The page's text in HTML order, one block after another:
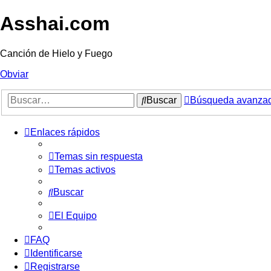
Asshai.com
Canción de Hielo y Fuego
Obviar
Buscar Búsqueda
Enlaces rápidos
Temas sin respuesta
Temas activos
Buscar
El Equipo
FAQ
Identificarse
Registrarse